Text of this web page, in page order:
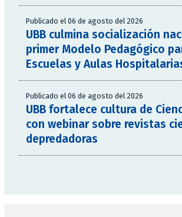
Publicado el 06 de agosto del 2026
UBB culmina socialización
primer Modelo Pedagógico
Escuelas y Aulas
Publicado el 06 de agosto del 2026
UBB fortalece cultura de
con webinar sobre revistas
depredadoras